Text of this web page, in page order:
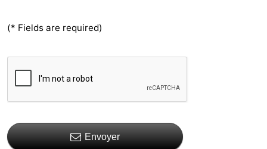
(* Fields are required)
Envoyer